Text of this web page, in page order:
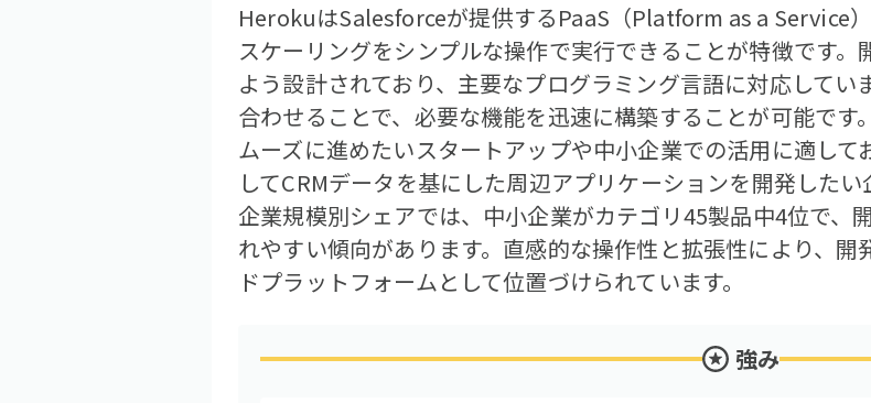
HerokuはSalesforceが提供するPaaS（Platform as a Service
スケーリングをシンプルな操作で実行できることが特徴です
よう設計されており、主要なプログラミング言語に対応して
合わせることで、必要な機能を迅速に構築することが可能で
ムーズに進めたいスタートアップや中小企業での活用に適し
してCRMデータを基にした周辺アプリケーションを開発した
企業規模別シェアでは、中小企業がカテゴリ45製品中4位で、
れやすい傾向があります。直感的な操作性と拡張性により、
ドプラットフォームとして位置づけられています。
強み